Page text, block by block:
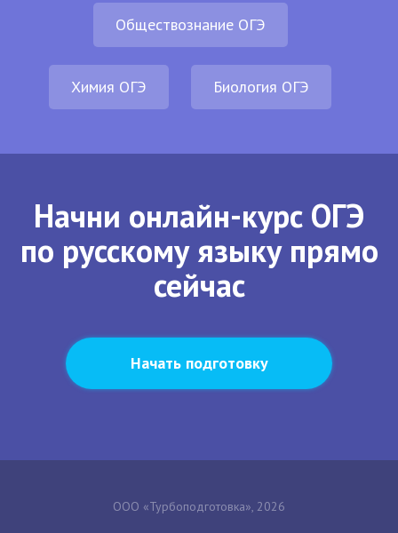
Обществознание ОГЭ
Химия ОГЭ Биология ОГЭ
Начни онлайн-курс ОГЭ
по русскому языку прямо
сейчас
Начать подготовку
ООО «Турбоподготовка», 2026